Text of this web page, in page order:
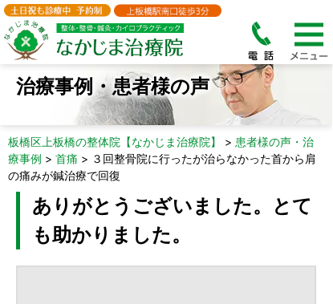
治療事例・患者様の声
板橋区上板橋の整体院【なかじま治療院】 > 患者様の声・治
療事例 > 首痛 > ３回整骨院に行ったが治らなかった首から肩
の痛みが鍼治療で回復
ありがとうございました。とて
も助かりました。